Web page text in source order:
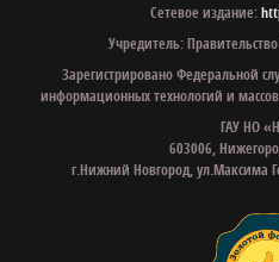
Сетевое издание:
Учредитель:
Зарегистрировано Федеральной
информационных технологий и
ГАУ НО
603006,
г.Нижний Новгород, ул.Максима